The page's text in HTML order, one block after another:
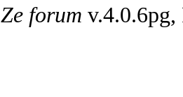
Ze forum